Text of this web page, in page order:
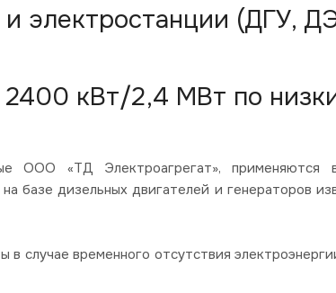
и электростанции (ДГУ,
кВт/2,4 МВт по
ООО «ТД Электроагрегат», применяются в
на базе дизельных двигателей и генераторов
случае временного отсутствия